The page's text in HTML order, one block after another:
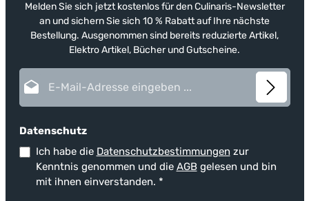
Melden Sie sich jetzt kostenlos für den Culinaris-Newsletter
an und sichern Sie sich 10 % Rabatt auf Ihre nächste
Bestellung. Ausgenommen sind bereits reduzierte Artikel,
Elektro Artikel, Bücher und Gutscheine.
Datenschutz
Ich habe die Datenschutzbestimmungen zur
Kenntnis genommen und die AGBgelesen und bin
mit ihnen einverstanden. *